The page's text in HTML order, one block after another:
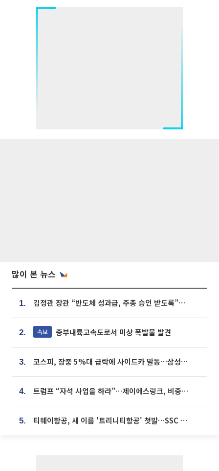
많이 본 뉴스
1. 김정관 장관 “반도체 성과급, 주총 승인 받도록”…상법·자본시장법 개정 시사
2. 속보 중부내륙고속도로서 미상 폭발물 발견
3. 코스피, 장중 5%대 급락에 사이드카 발동…삼성·SK 동반 폭락
4. 트럼프 “자석 사업을 하라”…제이에스링크, 비중국 영구자석 공급망 구축 속도
5. 티웨이항공, 새 이름 '트리니티항공' 첫발…SSC 전략 본격화